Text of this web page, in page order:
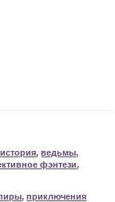
,ведьмы,
фэнтези,
,приключения